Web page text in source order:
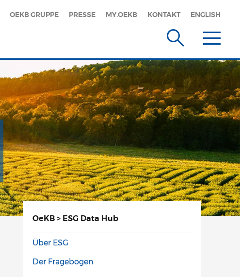
OEKB GRUPPE PRESSE MY.OEKB KONTAKT ENGLISH
OeKB > ESG Data Hub
Über ESG
Der Fragebogen